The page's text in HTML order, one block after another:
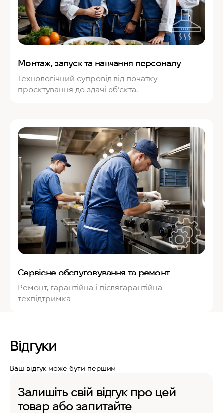
Монтаж, запуск та навчання персоналу
Технологічний супровід від початку
проєктування до здачі об’єкта.
Сервісне обслуговування та ремонт
Ремонт, гарантійна і післягарантійна
техпідтримка
Відгуки
Ваш відгук може бути першим
Залишіть свій відгук про цей
товар або запитайте